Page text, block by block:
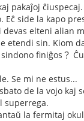
pakaĵoj
side la kapo
elteni alian
etendi sin.
finiĝos？
Se mi ne estus...
de la vojo kaj
superrega.
la fermitaj